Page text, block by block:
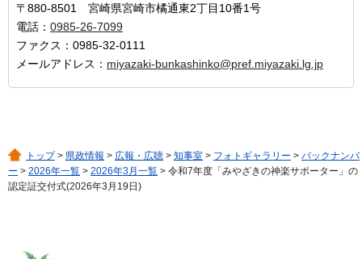
〒880-8501 宮崎県宮崎市橘通東2丁目10番1号
電話： 0985-26-7099
ファクス：0985-32-0111
メールアドレス： miyazaki-bunkashinko@pref.miyazaki.lg.jp
トップ> 県政情報 > 広報・広聴 > 知事室 > フォトギャラリー > バックナンバ
ー > 2026年一覧 > 2026年3月一覧 > 令和7年度「みやざきの神楽サポーター」の
認定証交付式(2026年3月19日)